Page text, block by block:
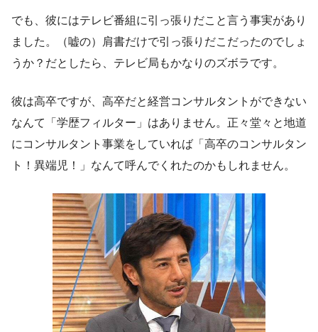
でも、彼にはテレビ番組に引っ張りだこと言う事実があり
ました。（嘘の）肩書だけで引っ張りだこだったのでしょ
うか？だとしたら、テレビ局もかなりのズボラです。
彼は高卒ですが、高卒だと経営コンサルタントができない
なんて「学歴フィルター」はありません。正々堂々と地道
にコンサルタント事業をしていれば「高卒のコンサルタン
ト！異端児！」なんて呼んでくれたのかもしれません。